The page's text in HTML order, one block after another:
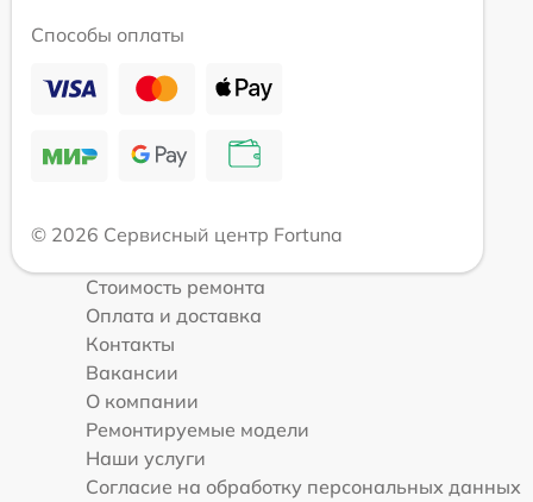
Способы оплаты
© 2026 Сервисный центр Fortuna
Стоимость ремонта
Оплата и доставка
Контакты
Вакансии
О компании
Ремонтируемые модели
Наши услуги
Согласие на обработку персональных данных